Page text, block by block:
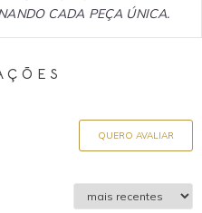
CADA PEÇA ÚNICA.
QUERO AVALIAR